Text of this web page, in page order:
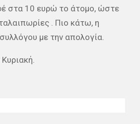
στα 10 ευρώ το άτομο, ώστε
. Πιο κάτω, η
με την απολογία.